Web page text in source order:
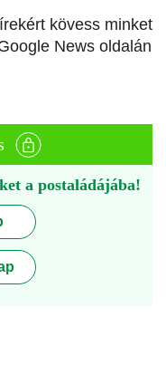
kövess minket
News oldalán
a postaládájába!